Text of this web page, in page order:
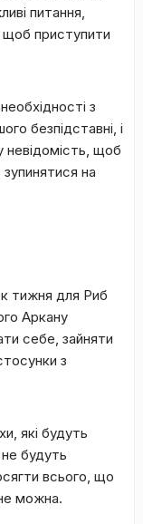
питання,
щоб приступити
з
безпідставні, і
невідомість, щоб
на
тижня для Риб
Аркану
себе, зайняти
з
які будуть
будуть
всього, що
можна.